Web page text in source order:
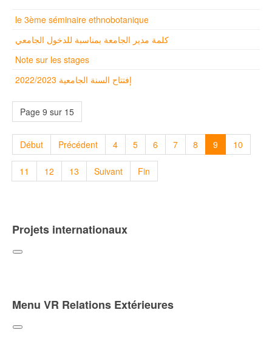
le 3ème séminaire ethnobotanique
كلمة مدير الجامعة بمناسبة للدخول الجامعي
Note sur les stages
إفتتاح السنة الجامعية 2022/2023
Page 9 sur 15
Début Précédent 4 5 6 7 8 9 10
11 12 13 Suivant Fin
Projets internationaux
Menu VR Relations Extérieures